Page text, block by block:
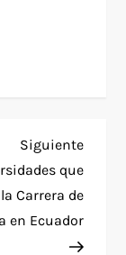
Siguiente
que
Carrera de
en Ecuador